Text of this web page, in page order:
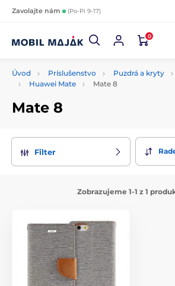
Zavolajte nám (Po-Pi 9-17)
0
Úvod Príslušenstvo Puzdrá a kryty
Huawei Mate
Mate 8
Mate 8
Filter
Zobrazujeme 1-1 z 1